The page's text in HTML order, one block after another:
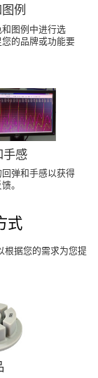
例
图例中进行选
的品牌或功能要
感
弹和手感以获得
。
式
根据您的需求为您提